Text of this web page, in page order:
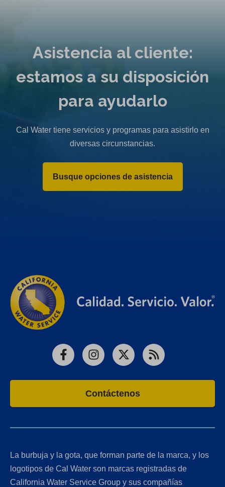
Asistencia al cliente:
estamos a su disposición
para ayudarlo
Cal Water tiene servicios y programas para asistirlo en
diversas circunstancias.
Busque opciones de asistencia
FacebookInstagram
X RSS
Contáctenos
La burbuja y la gota, que forman parte de la marca, y los
logotipos de Cal Water son marcas registradas de
California Water Service Group y sus compañías